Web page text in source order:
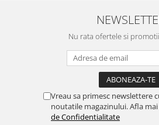
Nu rata ofertele si
Vreau sa primesc newslettere
noutatile magazinului. Afla
de Confidentialitate